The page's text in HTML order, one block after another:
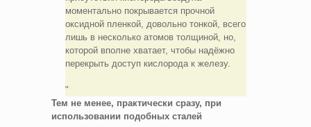
моментально покрывается прочной
оксидной пленкой, довольно тонкой, всего
лишь в несколько атомов толщиной, но,
которой вполне хватает, чтобы надёжно
перекрыть доступ кислорода к железу.
Тем не менее, практически сразу, при
использовании подобных сталей